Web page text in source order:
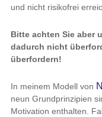
und nicht risikofrei
Bitte achten Sie aber
dadurch nicht
überfordern!
In meinem Modell von
neun Grundprinzipien
Motivation enthalten.